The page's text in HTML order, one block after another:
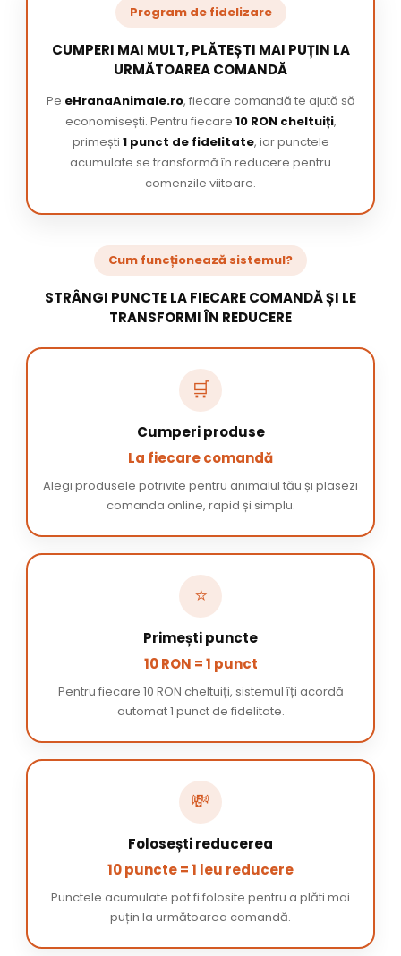
Program de fidelizare
CUMPERI MAI MULT, PLĂTEȘTI MAI PUȚIN LA
URMĂTOAREA COMANDĂ
Pe eHranaAnimale.ro, fiecare comandă te ajută să
economisești. Pentru fiecare 10 RON cheltuiți,
primești 1 punct de fidelitate, iar punctele
acumulate se transformă în reducere pentru
comenzile viitoare.
Cum funcționează sistemul?
STRÂNGI PUNCTE LA FIECARE COMANDĂ ȘI LE
TRANSFORMI ÎN REDUCERE
🛒
Cumperi produse
La fiecare comandă
Alegi produsele potrivite pentru animalul tău și plasezi
comanda online, rapid și simplu.
⭐
Primești puncte
10 RON = 1 punct
Pentru fiecare 10 RON cheltuiți, sistemul îți acordă
automat 1 punct de fidelitate.
💸
Folosești reducerea
10 puncte = 1 leu reducere
Punctele acumulate pot fi folosite pentru a plăti mai
puțin la următoarea comandă.